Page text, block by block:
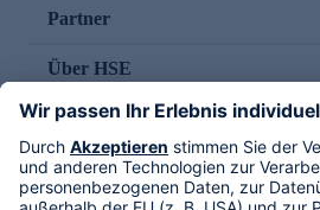
Partner
Über HSE
Im TV
HSE International